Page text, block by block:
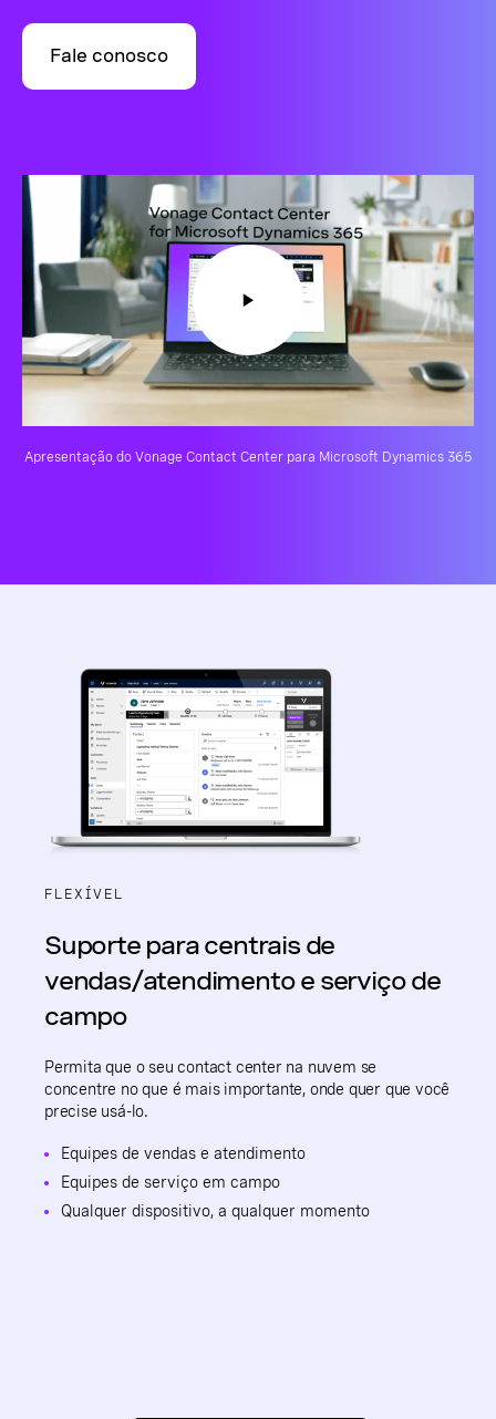
Fale conosco
Apresentação do Vonage Contact Center para Microsoft Dynamics 365
FLEXÍVEL
Suporte para centrais de
vendas/atendimento e serviço de
campo
Permita que o seu contact center na nuvem se
concentre no que é mais importante, onde quer que você
precise usá-lo.
Equipes de vendas e atendimento
Equipes de serviço em campo
Qualquer dispositivo, a qualquer momento